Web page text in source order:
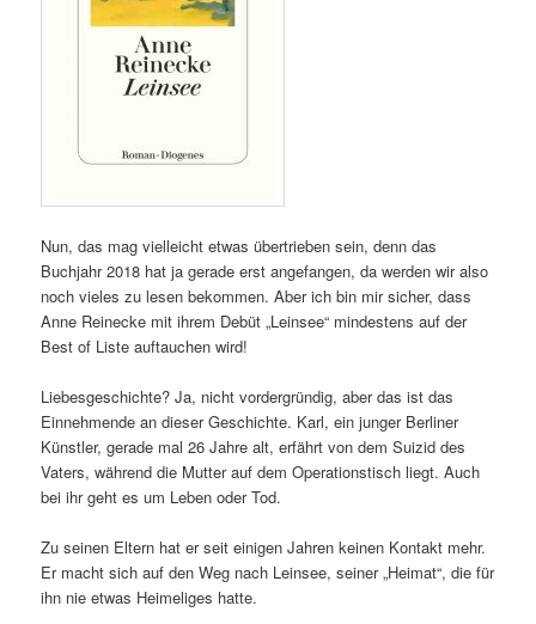
Nun, das mag vielleicht etwas übertrieben sein, denn das
Buchjahr 2018 hat ja gerade erst angefangen, da werden wir also
noch vieles zu lesen bekommen. Aber ich bin mir sicher, dass
Anne Reinecke mit ihrem Debüt „Leinsee“ mindestens auf der
Best of Liste auftauchen wird!
Liebesgeschichte? Ja, nicht vordergründig, aber das ist das
Einnehmende an dieser Geschichte. Karl, ein junger Berliner
Künstler, gerade mal 26 Jahre alt, erfährt von dem Suizid des
Vaters, während die Mutter auf dem Operationstisch liegt. Auch
bei ihr geht es um Leben oder Tod.
Zu seinen Eltern hat er seit einigen Jahren keinen Kontakt mehr.
Er macht sich auf den Weg nach Leinsee, seiner „Heimat“, die für
ihn nie etwas Heimeliges hatte.